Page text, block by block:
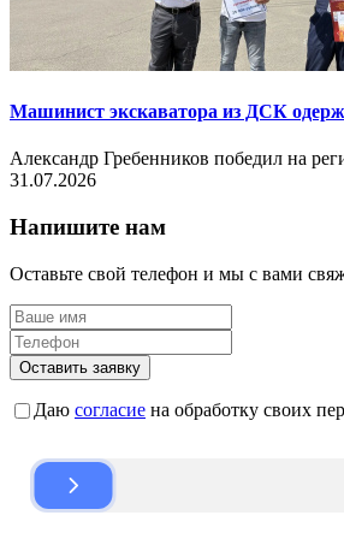
Машинист экскаватора из ДСК
Александр Гребенников победил на
31.07.2026
Напишите нам
Оставьте свой телефон и мы с вами
Оставить заявку
Даю согласие на обработку своих